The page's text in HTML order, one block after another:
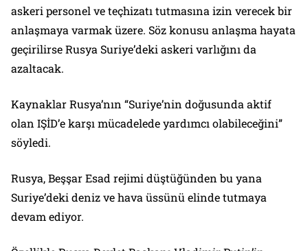
askeri personel ve teçhizatı tutmasına izin verecek bir
anlaşmaya varmak üzere. Söz konusu anlaşma hayata
geçirilirse Rusya Suriye’deki askeri varlığını da
azaltacak.
Kaynaklar Rusya’nın “Suriye’nin doğusunda aktif
olan IŞİD’e karşı mücadelede yardımcı olabileceğini”
söyledi.
Rusya, Beşşar Esad rejimi düştüğünden bu yana
Suriye’deki deniz ve hava üssünü elinde tutmaya
devam ediyor.